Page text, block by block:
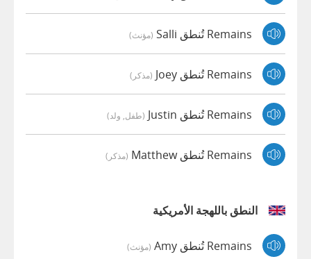
Remains تُنطق Salli (مؤنث)
Remains تُنطق Joey (مذكر)
Remains تُنطق Justin (طفل, ولد)
Remains تُنطق Matthew (مذكر)
النطق باللهجة الأمريكية
Remains تُنطق Amy (مؤنث)